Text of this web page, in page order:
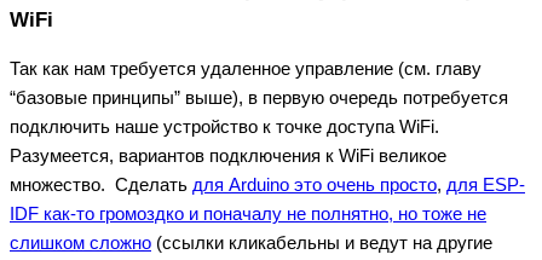
WiFi
Так как нам требуется удаленное управление (см. главу
“базовые принципы” выше), в первую очередь потребуется
подключить наше устройство к точке доступа WiFi.
Разумеется, вариантов подключения к WiFi великое
множество. Сделать для Arduino это очень просто, для ESP-
IDF как-то громоздко и поначалу не полнятно, но тоже не
слишком сложно (ссылки кликабельны и ведут на другие